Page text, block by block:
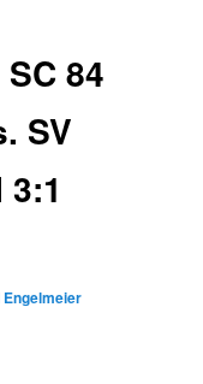
84
SV
Engelmeier